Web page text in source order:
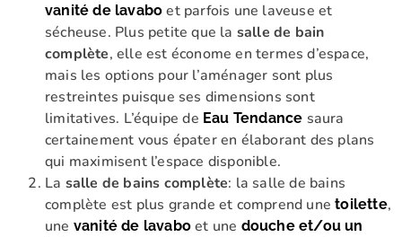
vanité de lavabo et parfois une laveuse et
sécheuse. Plus petite que la salle de bain
complète, elle est économe en termes d’espace,
mais les options pour l’aménager sont plus
restreintes puisque ses dimensions sont
limitatives. L’équipe de Eau Tendance saura
certainement vous épater en élaborant des plans
qui maximisent l’espace disponible.
La salle de bains complète: la salle de bains
complète est plus grande et comprend unetoilette,
une vanité de lavabo et une douche et/ou un